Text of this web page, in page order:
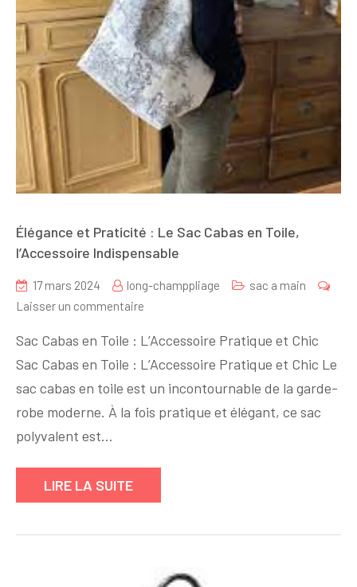
Élégance et Praticité : Le Sac Cabas en Toile,
l’Accessoire Indispensable
17 mars 2024 long-champpliage
sac a main
Laisser un commentaire
et
Praticité
:
Le
en
Indispensable
Sac Cabas en Toile : L’Accessoire Pratique et Chic
Sac Cabas en Toile : L’Accessoire Pratique et Chic Le
sac cabas en toile est un incontournable de la garde-
robe moderne. À la fois pratique et élégant, ce sac
polyvalent est…
LIRE LA SUITE